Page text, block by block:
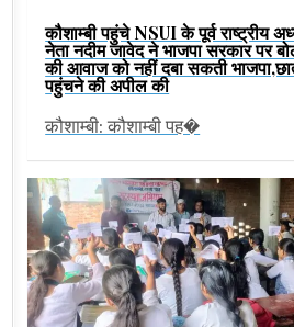
कौशाम्बी पहुंचे NSUI के पूर्व राष्ट्रीय
नेता नदीम जावेद ने भाजपा सरकार पर
की आवाज को नहीं दबा सकती
पहुंचने की अपील की
कौशाम्बी: कौशाम्बी पह�